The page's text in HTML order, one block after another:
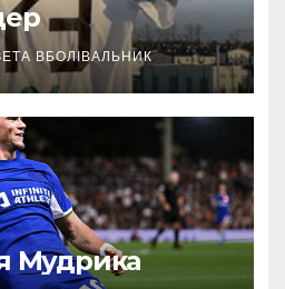
ВБОЛІВАЛЬНИК
Мудрика